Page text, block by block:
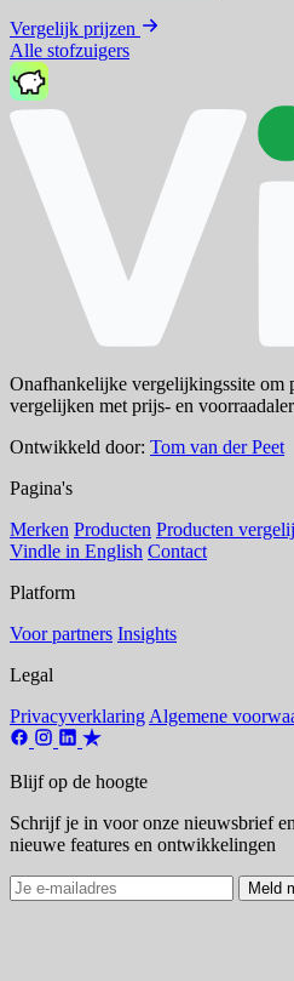
Vergelijk prijzen
Alle stofzuigers
Onafhankelijke vergelijkingssite om
vergelijken met prijs- en
Ontwikkeld door: Tom van der Peet
Pagina's
Merken Producten Producten
Vindle in English Contact
Platform
Voor partners Insights
Legal
Privacyverklaring Algemene
Blijf op de hoogte
Schrijf je in voor onze nieuwsbrief
nieuwe features en ontwikkelingen
Meld